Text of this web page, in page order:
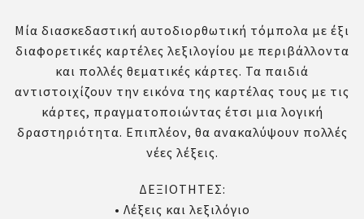
Μία διασκεδαστική αυτοδιορθωτική τόμπολα με έξι
διαφορετικές καρτέλες λεξιλογίου με περιβάλλοντα
και πολλές θεματικές κάρτες. Τα παιδιά
αντιστοιχίζουν την εικόνα της καρτέλας τους με τις
κάρτες, πραγματοποιώντας έτσι μια λογική
δραστηριότητα. Επιπλέον, θα ανακαλύψουν πολλές
νέες λέξεις.
ΔΕΞΙΟΤΗΤΕΣ:
• Λέξεις και λεξιλόγιο